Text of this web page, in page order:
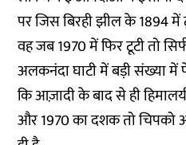
पर जिस बिरही झील के 1894
वह जब 1970 में फिर टूटी तो
अलकनंदा घाटी में बड़ी संख्या में
कि आज़ादी के बाद से ही
और 1970 का दशक तो चिपको